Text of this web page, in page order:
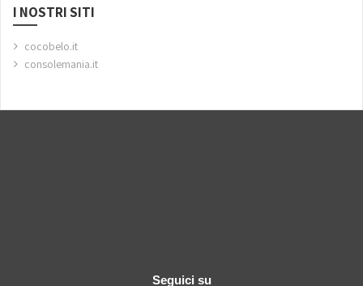
I NOSTRI SITI
cocobelo.it
consolemania.it
Seguici su